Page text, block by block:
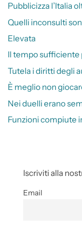
Pubblicizza l’Italia
Quelli inconsulti
Elevata
Il tempo sufficiente
Tutela i diritti degli
È meglio non
Nei duelli erano
Funzioni compiute
Iscriviti alla
Email